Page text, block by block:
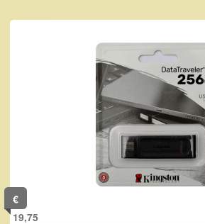
€
19,75